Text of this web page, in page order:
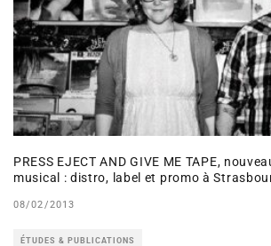
PRESS EJECT AND GIVE ME TAPE,
musical : distro, label et promo à
08/02/2013
ÉTUDES & PUBLICATIONS